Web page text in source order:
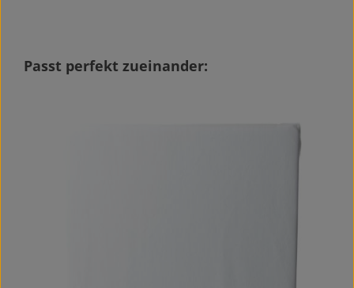
Produktgalerie überspringen
Passt perfekt zueinander: